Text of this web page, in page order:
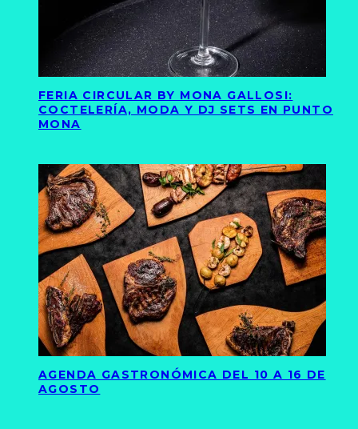
FERIA CIRCULAR BY MONA GALLOSI:
COCTELERÍA, MODA Y DJ SETS EN PUNTO
MONA
AGENDA GASTRONÓMICA DEL 10 A 16 DE
AGOSTO